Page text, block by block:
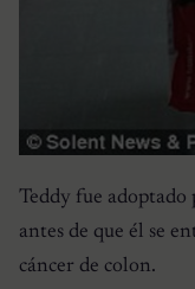
Teddy fue adoptado
antes de que él se
cáncer de colon.